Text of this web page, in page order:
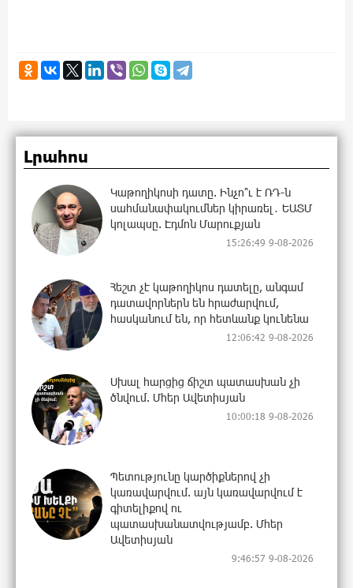
Լրահոս
Կաթողիկոսի դատը. Ինչո՞ւ է ՌԴ-ն
սահմանափակումներ կիրառել․ ԵԱՏՄ
կոլապսը. Էդմոն Մարուքյան
15:26:49 9-08-2026
Հեշտ չէ կաթողիկոս դատելը, անգամ
դատավորներն են հրաժարվում,
հասկանում են, որ հետևանք կունենա
12:06:42 9-08-2026
Սխալ հարցից ճիշտ պատասխան չի
ծնվում. Մհեր Ավետիսյան
10:00:18 9-08-2026
Պետությունը կարծիքներով չի
կառավարվում. այն կառավարվում է
գիտելիքով ու
պատասխանատվությամբ. Մհեր
Ավետիսյան
9:46:57 9-08-2026